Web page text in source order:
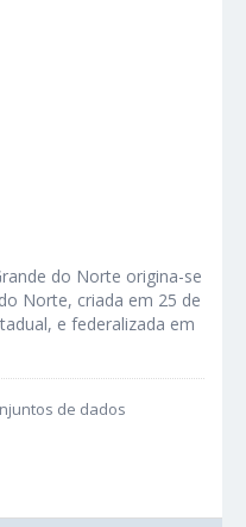
do Norte origina-se
Norte, criada em 25 de
e federalizada em
de dados